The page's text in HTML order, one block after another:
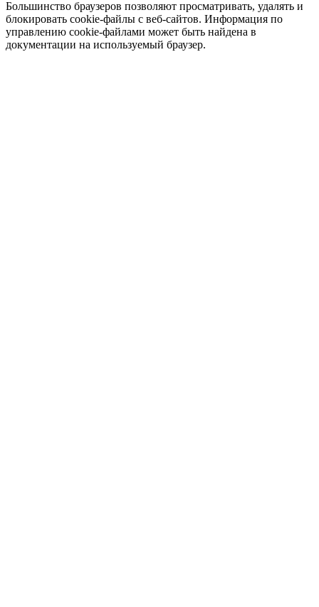
Большинство браузеров позволяют просматривать, удалять и
блокировать cookie-файлы c веб-сайтов. Информация по
управлению cookie-файлами может быть найдена в
документации на используемый браузер.